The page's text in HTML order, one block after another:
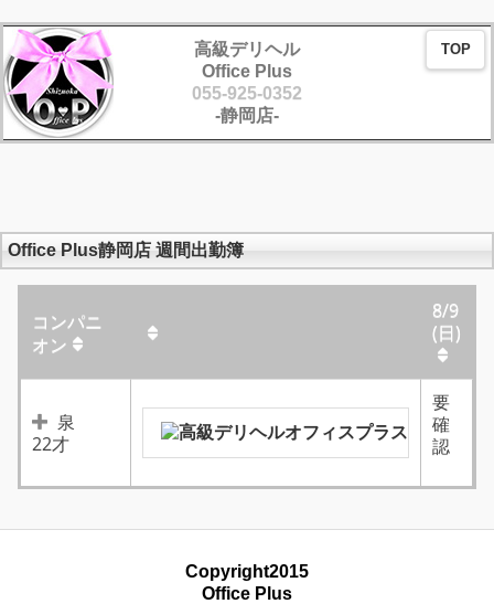
高級デリヘル
Office Plus
055-925-0352
-静岡店-
TOP
Office Plus静岡店 週間出勤簿
コンパニ
オン
8/9
(日)
泉
22才
要
確
認
Copyright2015
Office Plus